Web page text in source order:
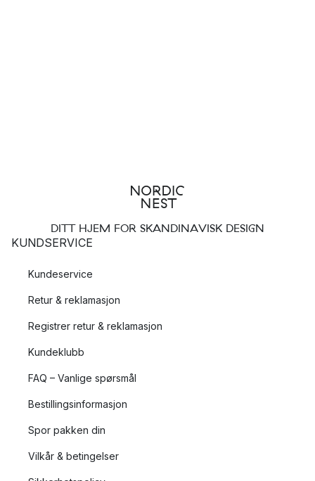
DITT HJEM FOR SKANDINAVISK DESIGN
KUNDSERVICE
Kundeservice
Retur & reklamasjon
Registrer retur & reklamasjon
Kundeklubb
FAQ – Vanlige spørsmål
Bestillingsinformasjon
Spor pakken din
Vilkår & betingelser